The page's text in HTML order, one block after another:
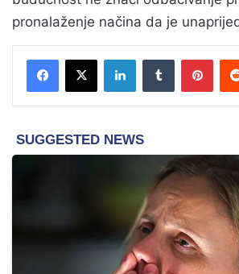
pronalaženje načina da je
LinkedInTumblr